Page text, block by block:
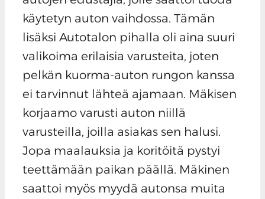
käytetyn auton vaihdossa. Tämän
lisäksi Autotalon pihalla oli aina suuri
valikoima erilaisia varusteita, joten
pelkän kuorma-auton rungon kanssa
ei tarvinnut lähteä ajamaan. Mäkisen
korjaamo varusti auton niillä
varusteilla, joilla asiakas sen halusi.
Jopa maalauksia ja koritöitä pystyi
teettämään paikan päällä. Mäkinen
saattoi myös myydä autonsa muita